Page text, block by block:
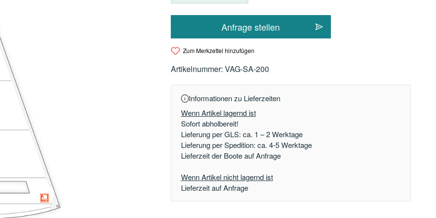
Anfrage stellen
Zum Merkzettel hinzufügen
Artikelnummer: VAG-SA-200
Informationen zu Lieferzeiten
Wenn Artikel lagernd ist
Sofort abholbereit!
Lieferung per GLS: ca. 1 – 2 Werktage
Lieferung per Spedition: ca. 4-5 Werktage
Lieferzeit der Boote auf Anfrage
Wenn Artikel nicht lagernd ist
Lieferzeit auf Anfrage